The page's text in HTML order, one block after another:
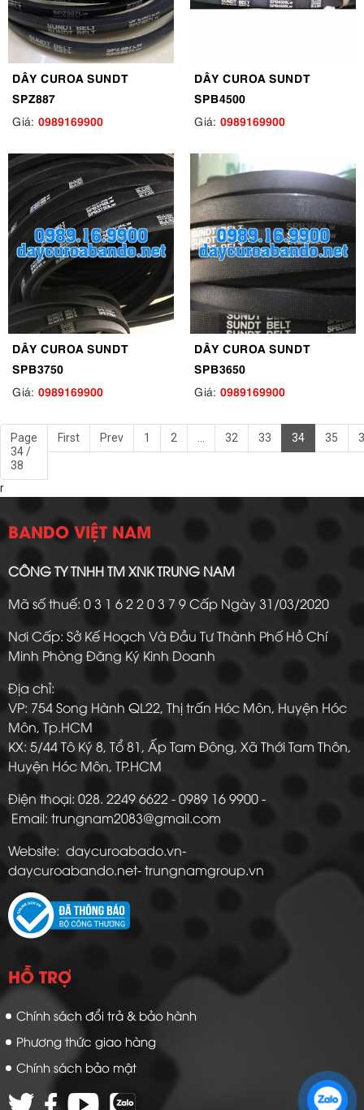
DÂY CUROA SUNDT
SPZ887
Giá: 0989169900
DÂY CUROA SUNDT
SPB4500
Giá: 0989169900
DÂY CUROA SUNDT
SPB3750
Giá: 0989169900
DÂY CUROA SUNDT
SPB3650
Giá: 0989169900
Page
34 /
38
First Prev 1 2 32 33 34 35
r
BANDO VIỆT NAM
CÔNG TY TNHH TM XNK TRUNG NAM
Mã số thuế: 0 3 1 6 2 2 0 3 7 9 Cấp Ngày 31/03/2020
Nơi Cấp: Sở Kế Hoạch Và Đầu Tư Thành Phố Hồ Chí
Minh Phòng Đăng Ký Kinh Doanh
Địa chỉ:
VP: 754 Song Hành QL22, Thị trấn Hóc Môn, Huyện Hóc
Môn, Tp.HCM
KX: 5/44 Tô Ký 8, Tổ 81, Ấp Tam Đông, Xã Thới Tam Thôn,
Huyện Hóc Môn, TP.HCM
Điện thoại: 028. 2249 6622 - 0989 16 9900 -
Email: trungnam2083@gmail.com
Website: daycuroabado.vn-
daycuroabando.net- trungnamgroup.vn
HỖ TRỢ
Chính sách đổi trả & bảo hành
Phương thức giao hàng
Chính sách bảo mật